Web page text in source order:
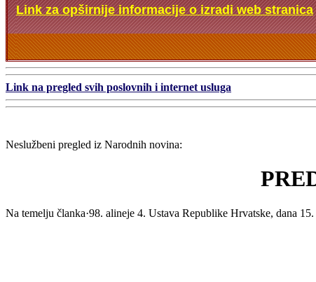
Link za opširnije informacije o izradi web stranica
Link na pregled svih poslovnih i internet usluga
Neslužbeni pregled iz Narodnih novina:
Na temelju članka·98. alineje 4. Ustava Republike Hrvatske, dana